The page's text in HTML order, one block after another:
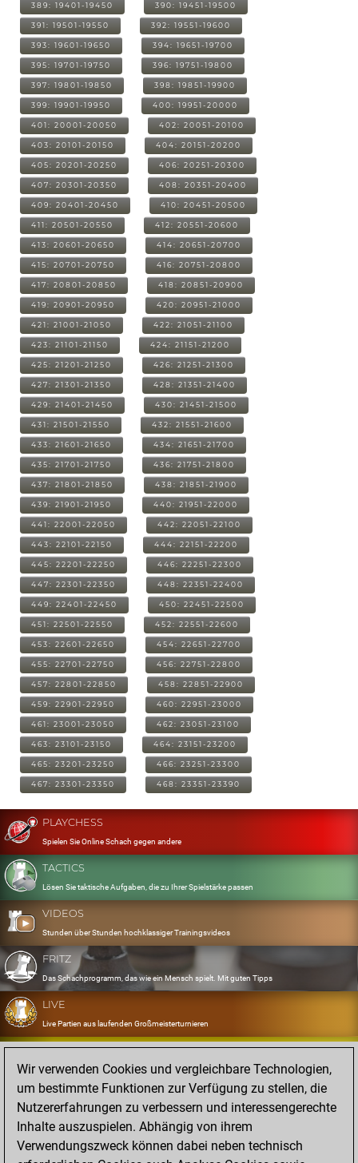
389: 19401-19450 390: 19451-19500
391: 19501-19550 392: 19551-19600
393: 19601-19650 394: 19651-19700
395: 19701-19750 396: 19751-19800
397: 19801-19850 398: 19851-19900
399: 19901-19950 400: 19951-20000
401: 20001-20050 402: 20051-20100
403: 20101-20150 404: 20151-20200
405: 20201-20250 406: 20251-20300
407: 20301-20350 408: 20351-20400
409: 20401-20450 410: 20451-20500
411: 20501-20550 412: 20551-20600
413: 20601-20650 414: 20651-20700
415: 20701-20750 416: 20751-20800
417: 20801-20850 418: 20851-20900
419: 20901-20950 420: 20951-21000
421: 21001-21050 422: 21051-21100
423: 21101-21150 424: 21151-21200
425: 21201-21250 426: 21251-21300
427: 21301-21350 428: 21351-21400
429: 21401-21450 430: 21451-21500
431: 21501-21550 432: 21551-21600
433: 21601-21650 434: 21651-21700
435: 21701-21750 436: 21751-21800
437: 21801-21850 438: 21851-21900
439: 21901-21950 440: 21951-22000
441: 22001-22050 442: 22051-22100
443: 22101-22150 444: 22151-22200
445: 22201-22250 446: 22251-22300
447: 22301-22350 448: 22351-22400
449: 22401-22450 450: 22451-22500
451: 22501-22550 452: 22551-22600
453: 22601-22650 454: 22651-22700
455: 22701-22750 456: 22751-22800
457: 22801-22850 458: 22851-22900
459: 22901-22950 460: 22951-23000
461: 23001-23050 462: 23051-23100
463: 23101-23150 464: 23151-23200
465: 23201-23250 466: 23251-23300
467: 23301-23350 468: 23351-23390
PLAYCHESS
Spielen Sie Online Schach gegen andere
TACTICS
Lösen Sie taktische Aufgaben, die zu Ihrer Spielstärke passen
VIDEOS
Stunden über Stunden hochklassiger Trainingsvideos
FRITZ
Das Schachprogramm, das wie ein Mensch spielt. Mit guten Tipps
LIVE
Live Partien aus laufenden Großmeisterturnieren
OPENINGS
Erfassen und Üben Sie Ihr Eröffnungsrepertoire
DATABASE
Acht Millionen starke Partien
MYGAMES
Speichern und analysieren Sie eigene Partien in der Cloud
Wir verwenden Cookies und vergleichbare Technologien,
um bestimmte Funktionen zur Verfügung zu stellen, die
Nutzererfahrungen zu verbessern und interessengerechte
Inhalte auszuspielen. Abhängig von ihrem
Verwendungszweck können dabei neben technisch